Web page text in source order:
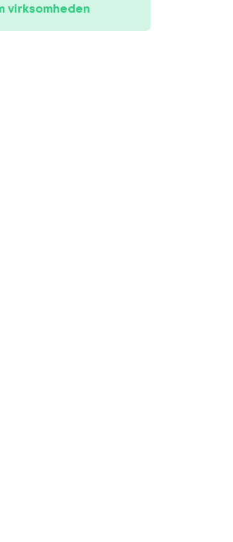
virksomheden